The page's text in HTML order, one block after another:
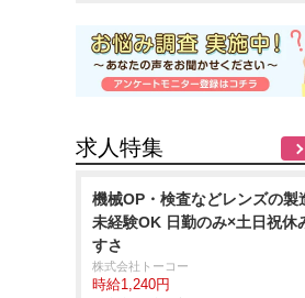
求人特集
機械OP・検査などレンズの製
未経験OK 日勤のみ×土日祝
すさ
株式会社トーコー
時給1,240円